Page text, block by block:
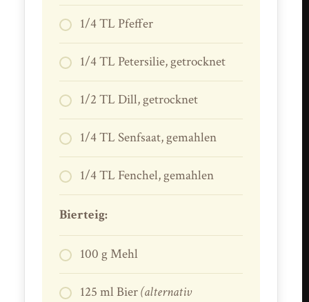
1/4 TL Pfeffer
1/4 TL Petersilie, getrocknet
1/2 TL Dill, getrocknet
1/4 TL Senfsaat, gemahlen
1/4 TL Fenchel, gemahlen
Bierteig:
100 g Mehl
125 ml Bier(alternativ